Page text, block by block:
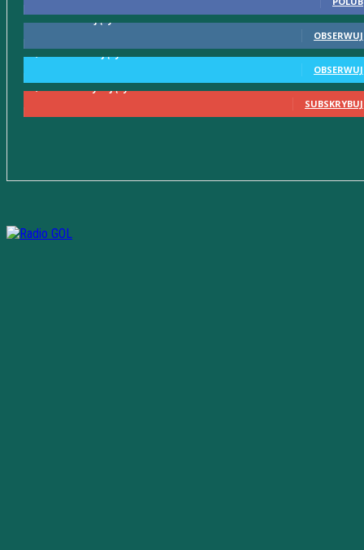
615 Obserwujący
OBSERWUJ
2,580 Obserwujący
OBSERWUJ
2,230 Subskrybujący
SUBSKRYBUJ